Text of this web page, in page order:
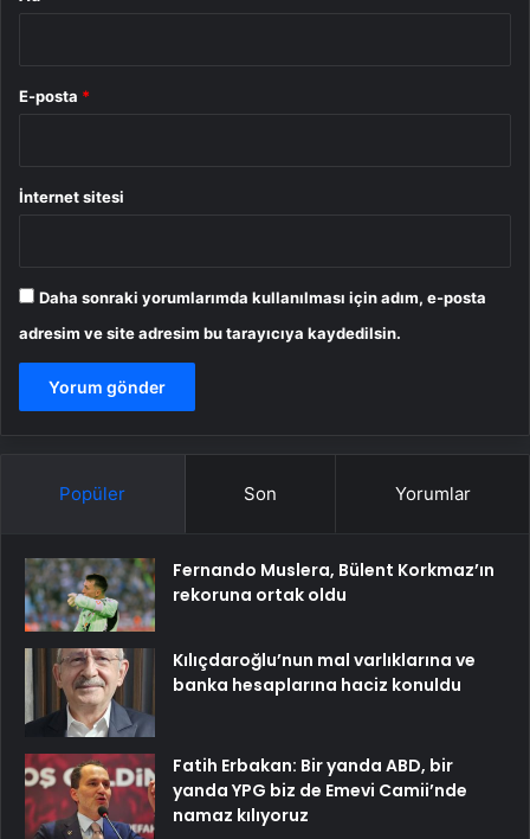
E-posta *
İnternet sitesi
Daha sonraki yorumlarımda kullanılması için adım, e-posta
adresim ve site adresim bu tarayıcıya kaydedilsin.
Popüler Son Yorumlar
Fernando Muslera, Bülent Korkmaz’ın
rekoruna ortak oldu
Kılıçdaroğlu’nun mal varlıklarına ve
banka hesaplarına haciz konuldu
Fatih Erbakan: Bir yanda ABD, bir
yanda YPG biz de Emevi Camii’nde
namaz kılıyoruz